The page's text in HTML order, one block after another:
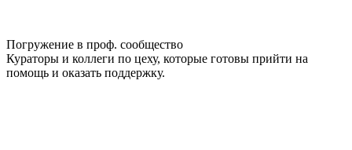
Погружение в проф. сообщество
Кураторы и коллеги по цеху, которые готовы прийти на
помощь и оказать поддержку.